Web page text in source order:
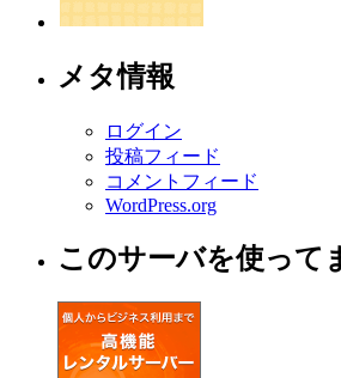
メタ情報
ログイン
投稿フィード
コメントフィード
WordPress.org
このサーバを使って